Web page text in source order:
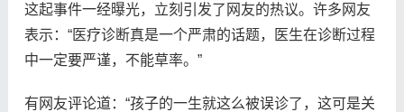
这起事件一经曝光，立刻引发了网友的热议。许多网友
表示：“医疗诊断真是一个严肃的话题，医生在诊断过程
中一定要严谨，不能草率。”
有网友评论道：“孩子的一生就这么被误诊了，这可是关